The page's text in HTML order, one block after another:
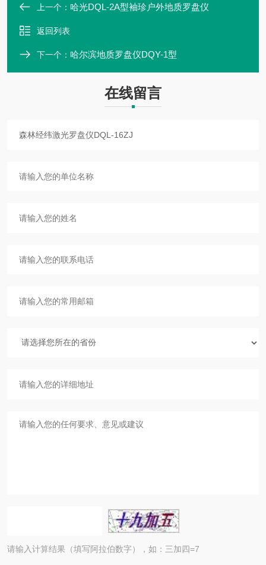
上一个： 哈光DQL-2A型袖珍户外地质罗盘仪
返回列表
下一个： 哈尔滨地质罗盘仪DQY-1型
在线留言
请输入计算结果（填写阿拉伯数字），如：三加四=7